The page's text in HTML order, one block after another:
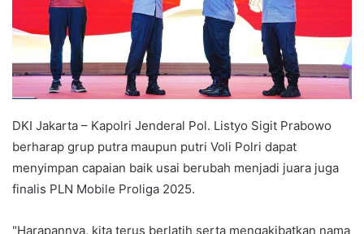
DKI Jakarta – Kapolri Jenderal Pol. Listyo Sigit Prabowo
berharap grup putra maupun putri Voli Polri dapat
menyimpan capaian baik usai berubah menjadi juara juga
finalis PLN Mobile Proliga 2025.
"Harapannya, kita terus berlatih serta mengakibatkan nama